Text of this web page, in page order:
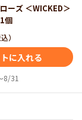
める詰め合
スイーツが広
」が食べら
物にもぴった
ーズ ＜WICKED＞
個
）
に入れる
8/31